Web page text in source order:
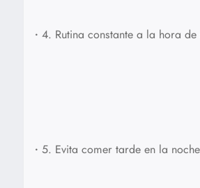
• 4. Rutina constante a la hora
• 5. Evita comer tarde en la noche